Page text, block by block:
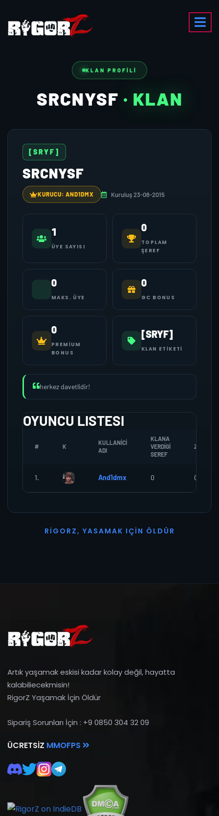
KLAN PROFILI
SRCNYSF · KLAN
[SRYF]
SRCNYSF
KURUCU: AND1DMX Kuruluş 23-08-2015
1
ÜYE SAYISI
0
TOPLAM
ŞEREF
0
MAKS. ÜYE
0
GC BONUS
0
PREMIUM
BONUS
[SRYF]
KLAN ETIKETI
herkez davetlidir!
OYUNCU LISTESI
# K
KULLANICI
ADI
KLANA
VERDIGI
SEREF
ZOMBI
1. And1dmx 0 0
R I G O R Z, YASAMAK I ÇI N Ö L D Ü R
Artık yaşamak eskisi kadar kolay değil, hayatta
kalabiliecekmisin!
RigorZ Yaşamak İçin Öldür
Sipariş Sorunları İçin : +9 0850 304 32 09
ÜCRETSIZ MMOFPS